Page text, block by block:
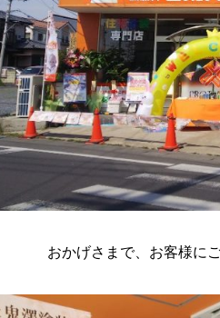
おかげさまで、お客様に